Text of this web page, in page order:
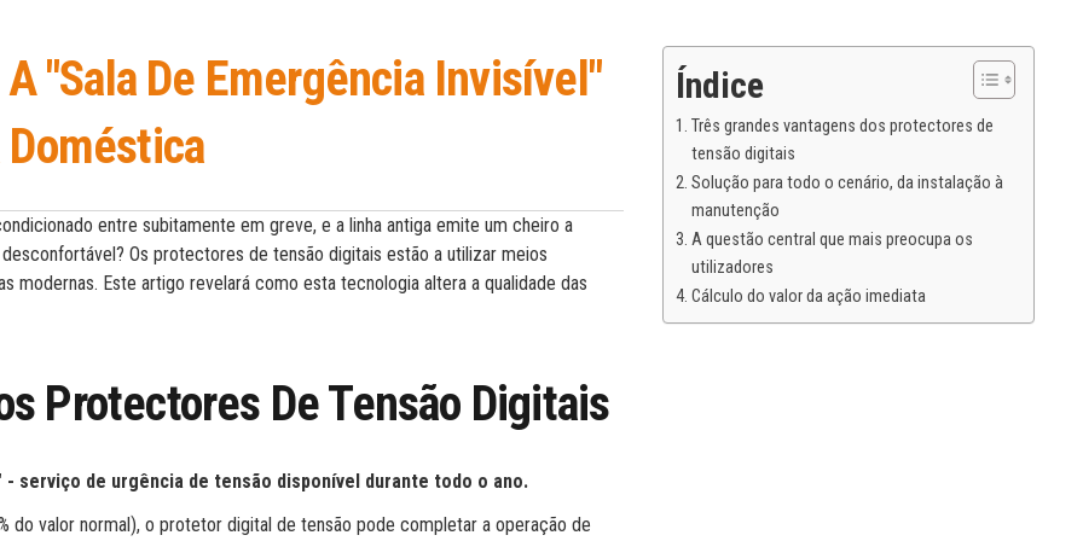
"sala De Emergência Invisível"
entre subitamente em greve, e a linha antiga emite um cheiro a
Os protectores de tensão digitais estão a utilizar meios
modernas. Este artigo revelará como esta tecnologia altera a qualidade das
Protectores De Tensão Digitais
serviço de urgência de tensão disponível durante todo o ano.
do valor normal), o protetor digital de tensão pode completar a operação de
Índice
Três grandes vantagens dos protectores de
tensão digitais
Solução para todo o cenário, da instalação à
manutenção
A questão central que mais preocupa os
utilizadores
Cálculo do valor da ação imediata